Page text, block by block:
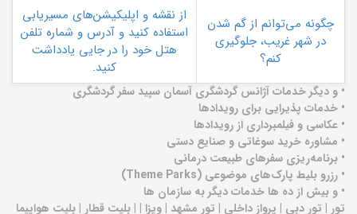
چگونه می‌توانم از گم شدن
در شهر غریب، جلوگیری
کنم؟
از نقشه و اپلیکیشن‌های مسیریابی
استفاده کنید و آدرس و شماره تلفن
هتل خود را در جایی یادداشت
کنید.
• و دیگر خدمات آژانس گردشگری آسمان سپید سفر گردشگری
• خدمات پذیرایی برای رویدادها
• عکاسی و فیلمبرداری از رویدادها
• مشاوره خرید سوغاتی و صنایع دستی
• برنامه‌ریزی سفرهای طبیعت درمانی
• رزرو بلیط پارک‌های موضوعی (Theme Parks)
• و بیش از ده ها خدمات دیگر به سازمان ها
تور | تور دبی | پرواز داخلی | تور مشهد | ویزا | | بلیت قطار | بلیت هواپیما